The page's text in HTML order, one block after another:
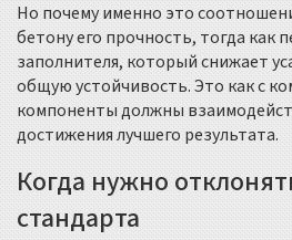
Но почему именно это
бетону его прочность, тогда как
заполнителя, который снижает
общую устойчивость. Это как с
компоненты должны
достижения лучшего результата.
Когда нужно
стандарта